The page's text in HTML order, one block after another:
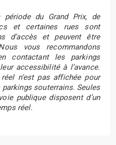
du Grand Prix, de
et certaines rues sont
d’accès et peuvent être
vous recommandons
contactant les parkings
accessibilité à l’avance.
n’est pas affichée pour
souterrains. Seules
publique disposent d’un
réel.